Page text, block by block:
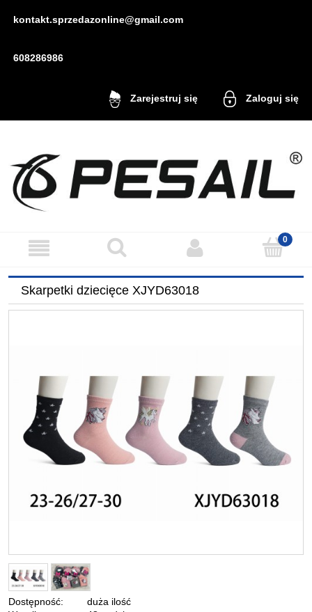
kontakt.sprzedazonline@gmail.com
608286986
Zarejestruj się Zaloguj się
Skarpetki dziecięce XJYD63018
Dostępność:
duża ilość